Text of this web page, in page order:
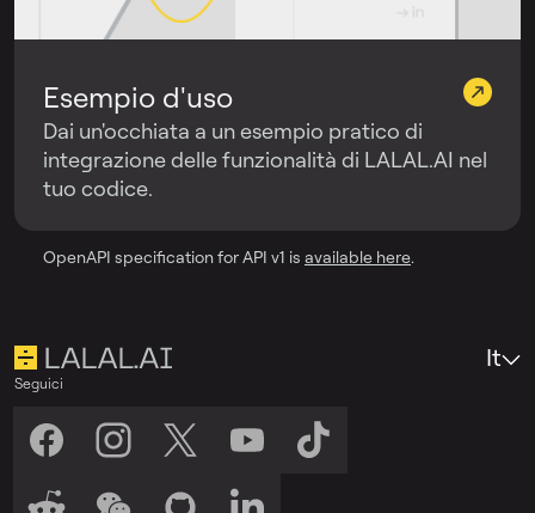
Esempio d'uso
Dai un'occhiata a un esempio pratico di
integrazione delle funzionalità di LALAL.AI nel
tuo codice.
OpenAPI specification for API v1 is available here.
Seguici
It